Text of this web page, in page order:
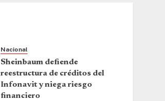
Nacional
Sheinbaum defiende
reestructura de créditos del
Infonavit y niega riesgo
financiero